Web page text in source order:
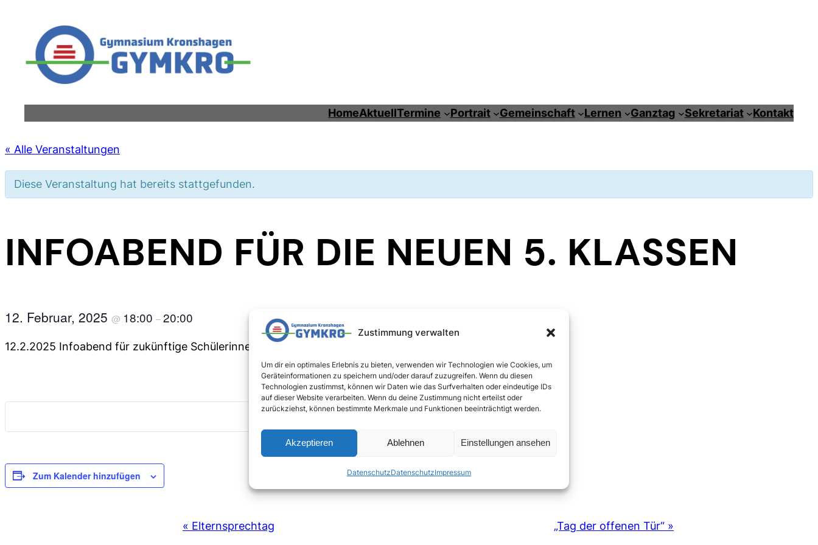
Zustimmung verwalten
Um dir ein optimales Erlebnis zu bieten, verwenden wir Technologien wie Cookies, um
Geräteinformationen zu speichern und/oder darauf zuzugreifen. Wenn du diesen
Technologien zustimmst, können wir Daten wie das Surfverhalten oder eindeutige IDs
auf dieser Website verarbeiten. Wenn du deine Zustimmung nicht erteilst oder
zurückziehst, können bestimmte Merkmale und Funktionen beeinträchtigt werden.
Akzeptieren Ablehnen Einstellungen ansehen
DatenschutzDatenschutzImpressum
HomeAktuellTermine Portrait Gemeinschaft Lernen Ganztag Sekretariat Kontakt
« Alle Veranstaltungen
Diese Veranstaltung hat bereits stattgefunden.
INFOABEND FÜR DIE NEUEN 5. KLASSEN
12. Februar, 2025 @ 18:00 –20:00
12.2.2025 Infoabend für zukünftige Schülerinnen und Schüler der 5. Klassen und ihre Eltern
Zum Kalender hinzufügen
VERANSTALTUNG-
« Elternsprechtag „Tag der offenen Tür“ »